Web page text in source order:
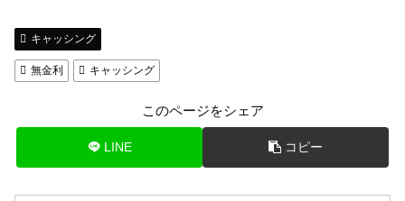
キャッシング
無金利 キャッシング
このページをシェア
LINE コピー